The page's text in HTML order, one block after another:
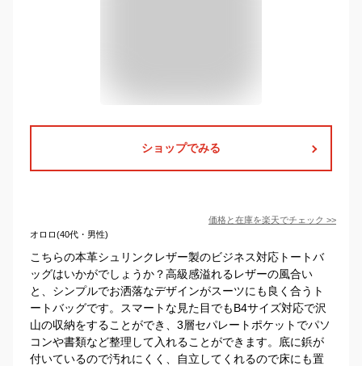
ショップでみる
価格と在庫を楽天でチェック >>
オロロ(40代・男性)
こちらの本革シュリンクレザー製のビジネス対応トートバ
ッグはいかがでしょうか？高級感溢れるレザーの風合い
と、シンプルでお洒落なデザインがスーツにも良く合うト
ートバッグです。スマートな見た目でもB4サイズ対応で沢
山の収納をすることができ、3層セパレートポケットでパソ
コンや書類など整理して入れることができます。底に鋲が
付いているので汚れにくく、自立してくれるので床にも置